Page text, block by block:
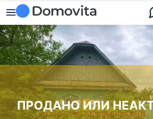
ПРОДАНО ИЛИ